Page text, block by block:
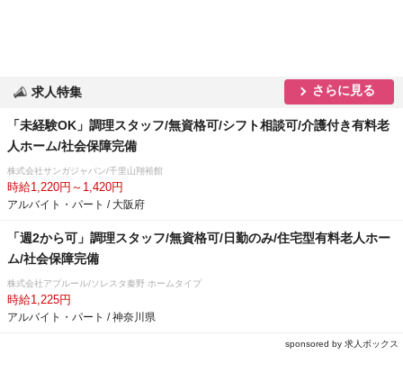
求人特集 さらに見る
「未経験OK」調理スタッフ/無資格可/シフト相談可/介護付き有料老
人ホーム/社会保障完備
株式会社サンガジャパン/千里山翔裕館
時給1,220円～1,420円
アルバイト・パート / 大阪府
「週2から可」調理スタッフ/無資格可/日勤のみ/住宅型有料老人ホー
ム/社会保障完備
株式会社アプルール/ソレスタ秦野 ホームタイプ
時給1,225円
アルバイト・パート / 神奈川県
sponsored by 求人ボックス